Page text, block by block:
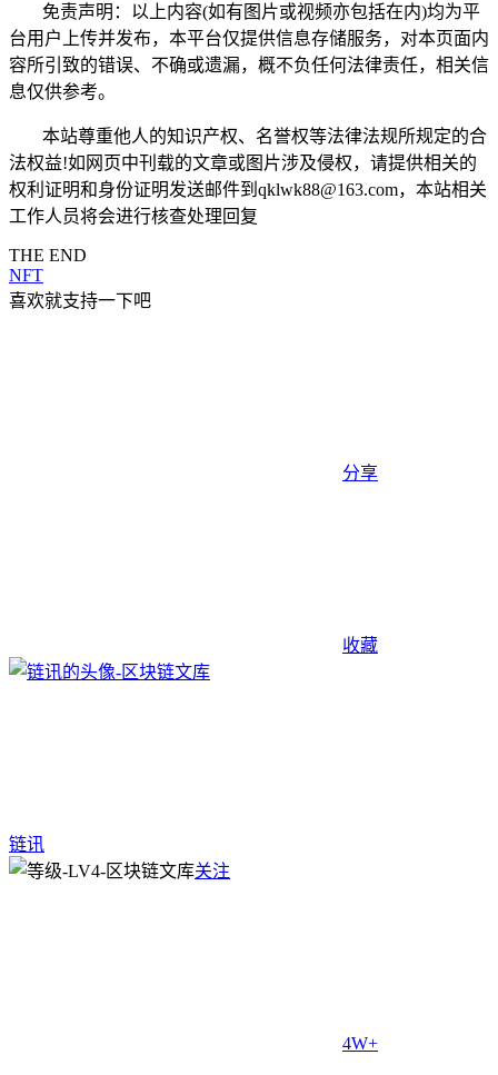
免责声明：以上内容(如有图片或视频亦包括在内)均为平
台用户上传并发布，本平台仅提供信息存储服务，对本页面内
容所引致的错误、不确或遗漏，概不负任何法律责任，相关信
息仅供参考。
本站尊重他人的知识产权、名誉权等法律法规所规定的合
法权益!如网页中刊载的文章或图片涉及侵权，请提供相关的
权利证明和身份证明发送邮件到qklwk88@163.com，本站相关
工作人员将会进行核查处理回复
THE END
NFT
喜欢就支持一下吧
分享
收藏
链讯
关注
4W+